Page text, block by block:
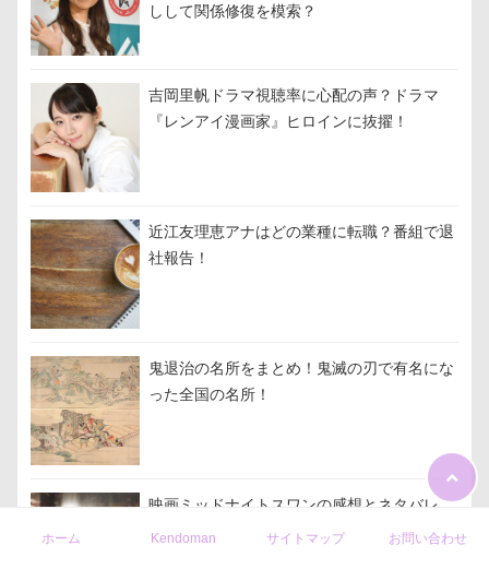
しして関係修復を模索？
吉岡里帆ドラマ視聴率に心配の声？ドラマ
『レンアイ漫画家』ヒロインに抜擢！
近江友理恵アナはどの業種に転職？番組で退
社報告！
鬼退治の名所をまとめ！鬼滅の刃で有名にな
った全国の名所！
映画ミッドナイトスワンの感想とネタバレ
｢原作を見てから映画を見て｣
ホーム Kendoman サイトマップ お問い合わせ